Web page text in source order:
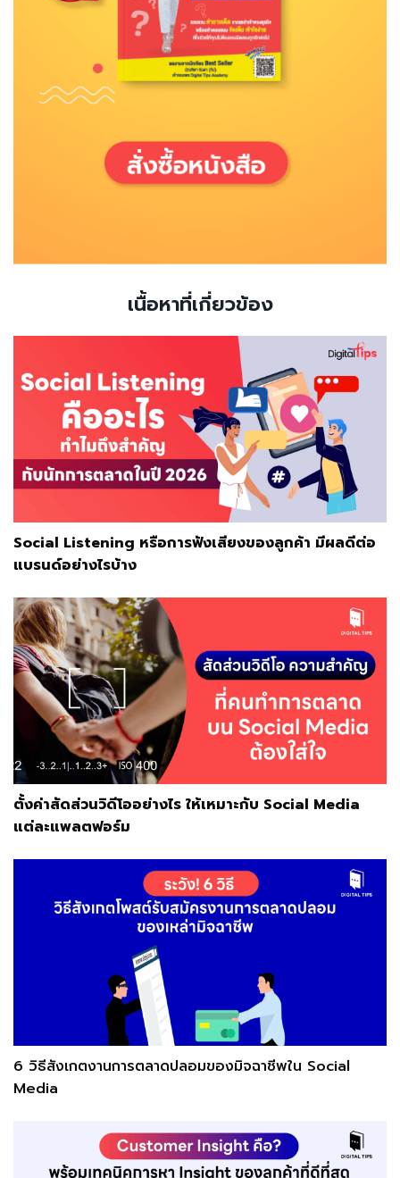
เนื้อหาที่เกี่ยวข้อง
Social Listening หรือการฟังเสียงของลูกค้า มีผลดีต่อ
แบรนด์อย่างไรบ้าง
ตั้งค่าสัดส่วนวิดีโออย่างไร ให้เหมาะกับ Social Media
แต่ละแพลตฟอร์ม
6 วิธีสังเกตงานการตลาดปลอมของมิจฉาชีพใน Social
Media